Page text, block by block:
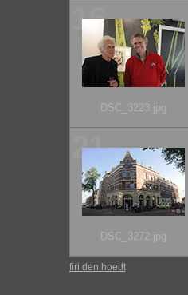
16
DSC_3223.jpg
21
DSC_3272.jpg
firi den hoedt